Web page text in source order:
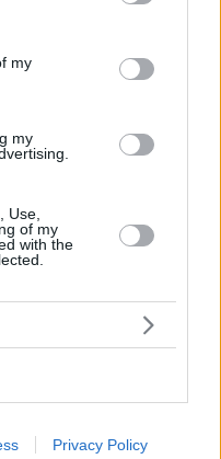
its third-party tags to
in below Google
my
my
Use,
of my
with the
Privacy Policy